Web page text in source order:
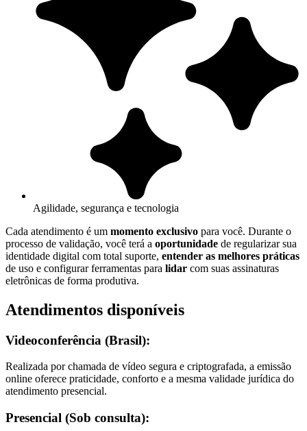
Agilidade, segurança e tecnologia
Cada atendimento é um momento exclusivo para você. Durante o
processo de validação, você terá a oportunidade de regularizar sua
identidade digital com total suporte, entender as melhores práticas
de uso e configurar ferramentas para lidar com suas assinaturas
eletrônicas de forma produtiva.
Atendimentos disponíveis
Videoconferência (Brasil):
Realizada por chamada de vídeo segura e criptografada, a emissão
online oferece praticidade, conforto e a mesma validade jurídica do
atendimento presencial.
Presencial (Sob consulta):